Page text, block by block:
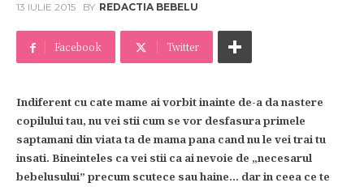
13 IULIE 2015 BY REDACTIA BEBELU
Facebook Twitter
Indiferent cu cate mame ai vorbit inainte de-a da nastere
copilului tau, nu vei stii cum se vor desfasura primele
saptamani din viata ta de mama pana cand nu le vei trai tu
insati. Bineinteles ca vei stii ca ai nevoie de „necesarul
bebelusului” precum scutece sau haine… dar in ceea ce te